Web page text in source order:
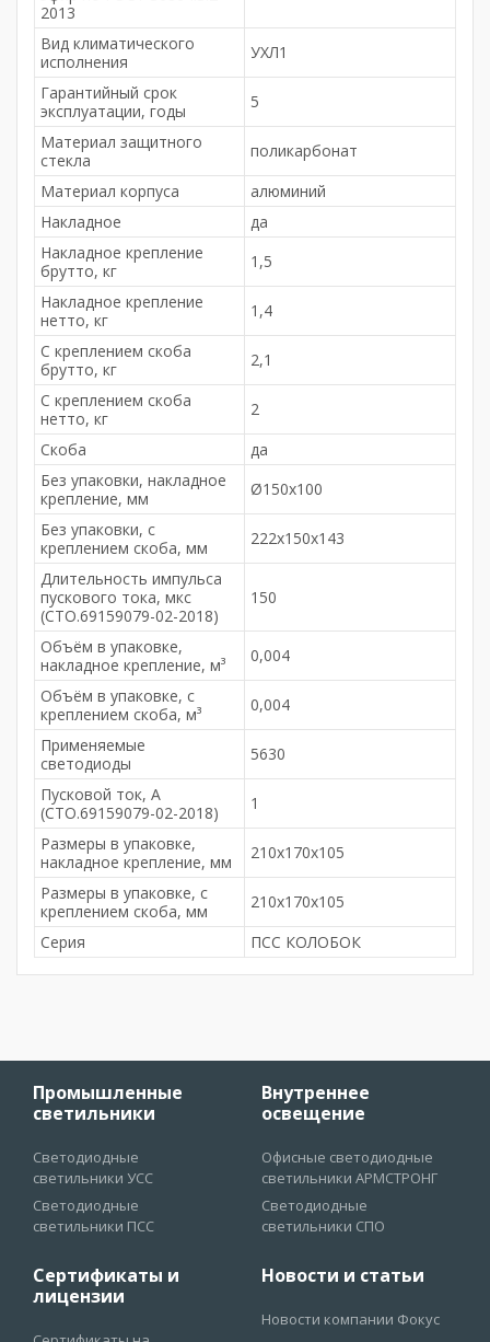
2013
Вид климатического
исполнения
УХЛ1
Гарантийный срок
эксплуатации, годы
5
Материал защитного
стекла
поликарбонат
Материал корпуса
алюминий
Накладное
да
Накладное крепление
брутто, кг
1,5
Накладное крепление
нетто, кг
1,4
С креплением скоба
брутто, кг
2,1
С креплением скоба
нетто, кг
2
Скоба
да
Без упаковки, накладное
крепление, мм
Ø150х100
Без упаковки, с
креплением скоба, мм
222х150х143
Длительность импульса
пускового тока, мкс
(СТО.69159079-02-2018)
150
Объём в упаковке,
накладное крепление, м³
0,004
Объём в упаковке, с
креплением скоба, м³
0,004
Применяемые
светодиоды
5630
Пусковой ток, А
(СТО.69159079-02-2018)
1
Размеры в упаковке,
накладное крепление, мм
210х170х105
Размеры в упаковке, с
креплением скоба, мм
210х170х105
Серия
ПСС КОЛОБОК
Промышленные
светильники
Светодиодные
светильники УСС
Светодиодные
светильники ПСС
Внутреннее
освещение
Офисные светодиодные
светильники АРМСТРОНГ
Светодиодные
светильники СПО
Сертификаты и
лицензии
Новости и статьи
Новости компании Фокус